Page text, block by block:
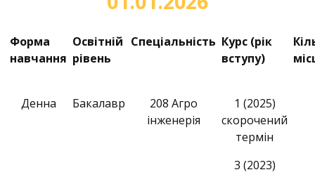
Форма
навчання
Освітній
рівень
Спеціальність Курс (рік
вступу)
Денна Бакалавр
208 Агро
інженерія
1 (2025)
скорочений
термін
3 (2023)